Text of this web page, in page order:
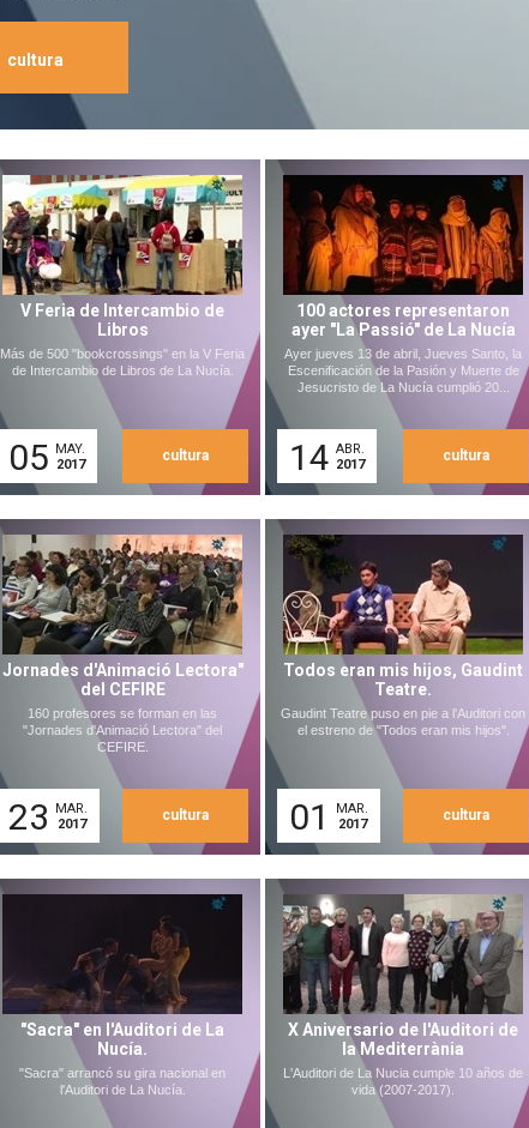
cultura
V Feria de Intercambio de
Libros
Más de 500 "bookcrossings" en la V Feria
de Intercambio de Libros de La Nucía.
05 MAY.
2017
cultura
100 actores representaron
ayer "La Passió" de La Nucía
Ayer jueves 13 de abril, Jueves Santo, la
Escenificación de la Pasión y Muerte de
Jesucristo de La Nucía cumplió 20...
14 ABR.
2017
cultura
Jornades d'Animació Lectora"
del CEFIRE
160 profesores se forman en las
"Jornades d'Animació Lectora" del
CEFIRE.
23
MAR.
2017
cultura
Todos eran mis hijos, Gaudint
Teatre.
Gaudint Teatre puso en pie a l'Auditori con
el estreno de "Todos eran mis hijos".
01
MAR.
2017
cultura
"Sacra" en l'Auditori de La
Nucía.
"Sacra" arrancó su gira nacional en
l'Auditori de La Nucía.
X Aniversario de l'Auditori de
la Mediterrània
L'Auditori de La Nucia cumple 10 años de
vida (2007-2017).